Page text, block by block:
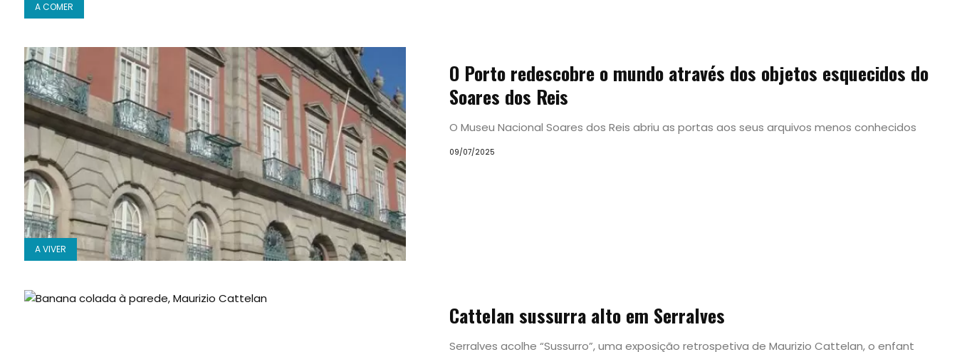
A COMER
A VIVER
O Porto redescobre o mundo através dos objetos esquecidos do
Soares dos Reis
O Museu Nacional Soares dos Reis abriu as portas aos seus arquivos menos conhecidos
09/07/2025
Cattelan sussurra alto em Serralves
Serralves acolhe “Sussurro”, uma exposição retrospetiva de Maurizio Cattelan, o enfant